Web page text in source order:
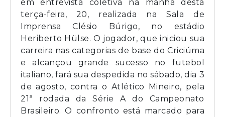
em entrevista coletiva na manhã desta
terça-feira, 20, realizada na Sala de
Imprensa Clésio Búrigo, no estádio
Heriberto Hülse. O jogador, que iniciou sua
carreira nas categorias de base do Criciúma
e alcançou grande sucesso no futebol
italiano, fará sua despedida no sábado, dia 3
de agosto, contra o Atlético Mineiro, pela
21ª rodada da Série A do Campeonato
Brasileiro. O confronto está marcado para